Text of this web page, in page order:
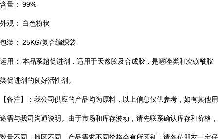
含量： 99%
外观： 白色粉状
包装： 25KG/复合编织袋
运用： 本品系超促进剂，适用于天然胶及合成胶，是噻唑类和次磺酰胺
类促进剂的良好活性剂。
【备注】：我公司供应的产品均为原料，以上信息仅供参考，如有其他用
途需与我司沟通说明。由于市场和库存波动，请先联系确认库存和价格，
数量不同、地区不同、产品需求不同价格会有所区别，请各位朋友一定仔